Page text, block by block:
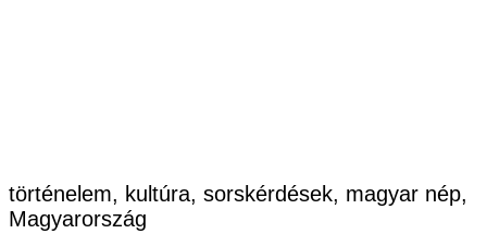
történelem, kultúra, sorskérdések, magyar nép,
Magyarország